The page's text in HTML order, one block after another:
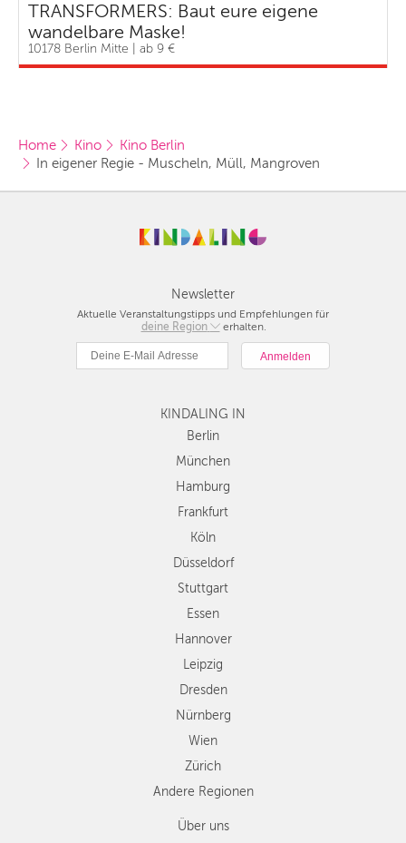
TRANSFORMERS: Baut eure eigene
wandelbare Maske!
10178 Berlin Mitte | ab 9 €
Home Kino
Kino Berlin
In eigener Regie - Muscheln, Müll, Mangroven
Newsletter
Aktuelle Veranstaltungstipps und Empfehlungen für
deine Region
Berlin
Hamburg
Köln
Düsseldorf
Stuttgart
Essen
Dresden
Nürnberg
Wien
Zürich
Andere
Regionen
erhalten.
KINDALING IN
Berlin
München
Hamburg
Frankfurt
Köln
Düsseldorf
Stuttgart
Essen
Hannover
Leipzig
Dresden
Nürnberg
Wien
Zürich
Andere Regionen
Über uns